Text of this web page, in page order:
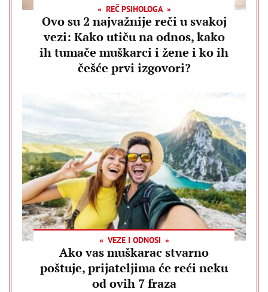
REČ PSIHOLOGA
Ovo su 2 najvažnije reči u svakoj
vezi: Kako utiču na odnos, kako
ih tumače muškarci i žene i ko ih
češće prvi izgovori?
VEZE I ODNOSI
Ako vas muškarac stvarno
poštuje, prijateljima će reći neku
od ovih 7 fraza